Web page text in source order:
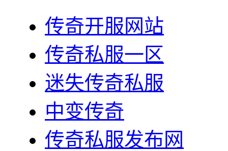
传奇开服网站
传奇私服一区
迷失传奇私服
中变传奇
传奇私服发布网